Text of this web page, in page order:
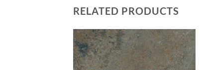
RELATED PRODUCTS